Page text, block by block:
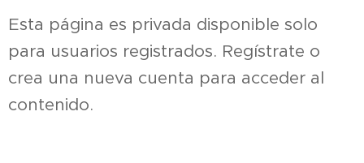
Esta página es privada disponible solo
para usuarios registrados. Regístrate o
crea una nueva cuenta para acceder al
contenido.